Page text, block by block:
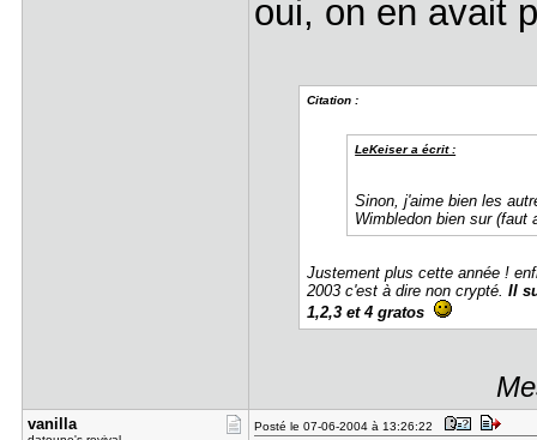
oui, on en avait
Citation :
LeKeiser a écrit :
Sinon, j'aime bien les
Wimbledon bien sur (faut
Justement plus cette année !
2003 c'est à dire non crypté.Il
1,2,3 et 4 gratos
vanilla Posté le 07-06-2004 à 13:26:22